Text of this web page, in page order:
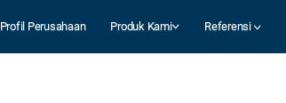
Profil Perusahaan Produk Kami Referensi